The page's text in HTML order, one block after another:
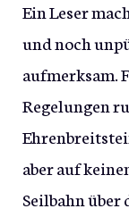
Ein Leser
und noch
aufmerksam.
Regelungen
aber auf
Seilbahn über